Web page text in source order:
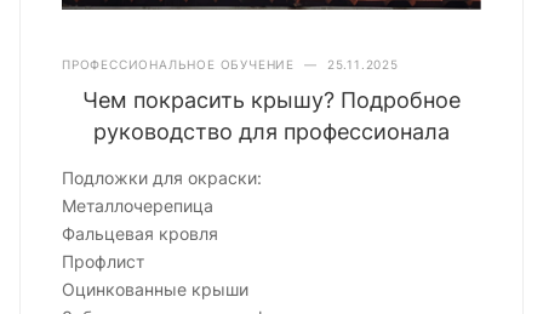
ПРОФЕССИОНАЛЬНОЕ ОБУЧЕНИЕ — 25.11.2025
Чем покрасить крышу? Подробное
руководство для профессионала
Подложки для окраски:
Металлочерепица
Фальцевая кровля
Профлист
Оцинкованные крыши